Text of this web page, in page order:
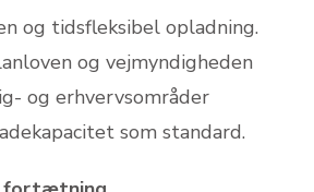
og tidsfleksibel opladning.
og vejmyndigheden
og erhvervsområder
som standard.